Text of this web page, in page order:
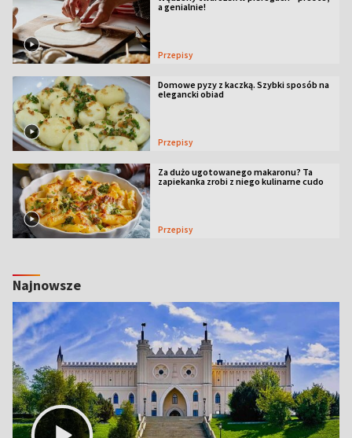
a genialnie!
Przepisy
Domowe pyzy z kaczką. Szybki sposób na
elegancki obiad
Przepisy
Za dużo ugotowanego makaronu? Ta
zapiekanka zrobi z niego kulinarne cudo
Przepisy
Najnowsze